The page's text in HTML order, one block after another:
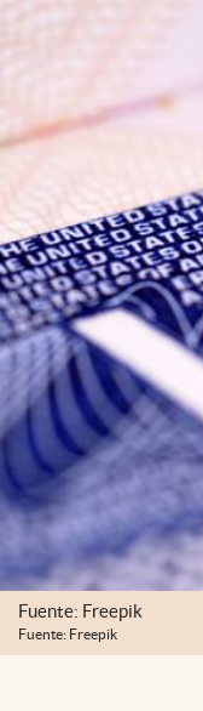
Fuente: Freepik
Fuente: Freepik